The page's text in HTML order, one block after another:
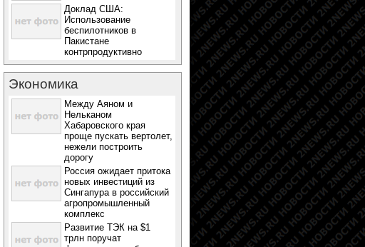
Доклад США:
Использование
беспилотников в
Пакистане
контрпродуктивно
Экономика
Между Аяном и
Нельканом
Хабаровского края
проще пускать вертолет,
нежели построить
дорогу
Россия ожидает притока
новых инвестиций из
Сингапура в российский
агропромышленный
комплекс
Развитие ТЭК на $1
трлн поручат